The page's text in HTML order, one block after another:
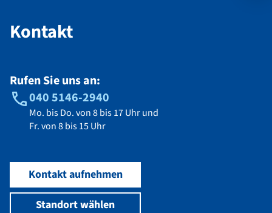
Kontakt
Rufen Sie uns an:
040 5146-2940
Mo. bis Do. von 8 bis 17 Uhr und
Fr. von 8 bis 15 Uhr
Kontakt aufnehmen
Standort wählen